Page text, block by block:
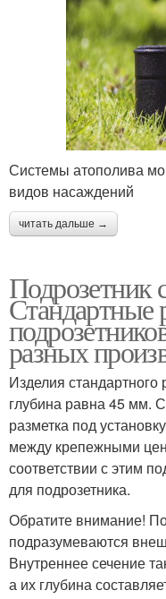
Системы атополива
видов насаждений
читать дальше →
Подрозетник
Стандартные
разных
Изделия
глубина равна 45 мм.
разметка под
между крепежными
соответствии с этим
для подрозетника.
Обратите внимание!
подразумеваются
Внутреннее сечение
а их глубина